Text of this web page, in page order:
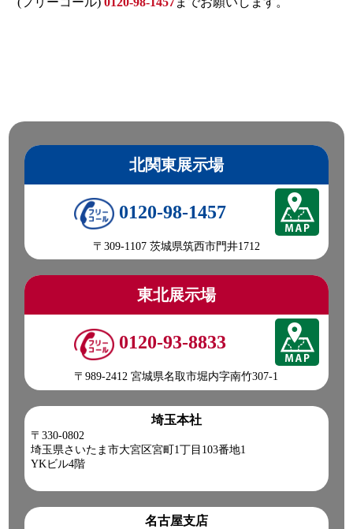
北関東展示場
0120-98-1457
〒309-1107 茨城県筑西市門井1712
東北展示場
0120-93-8833
〒989-2412 宮城県名取市堀内字南竹307-1
埼玉本社
〒330-0802
埼玉県さいたま市大宮区宮町1丁目103番地1
YKビル4階
名古屋支店